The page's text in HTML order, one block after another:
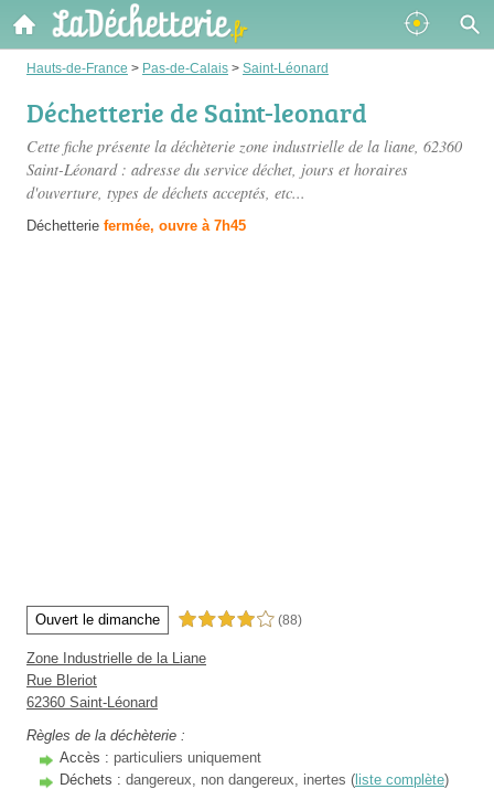
Hauts-de-France > Pas-de-Calais > Saint-Léonard
Déchetterie de Saint-leonard
Cette fiche présente la déchèterie zone industrielle de la liane, 62360
Saint-Léonard : adresse du service déchet, jours et horaires
d'ouverture, types de déchets acceptés, etc...
Déchetterie fermée, ouvre à 7h45
Ouvert le dimanche 4,0 étoiles sur 5 (88)
Zone Industrielle de la Liane
Rue Bleriot
62360 Saint-Léonard
Règles de la déchèterie :
Accès : particuliers uniquement
Déchets : dangereux, non dangereux, inertes ( liste complète)